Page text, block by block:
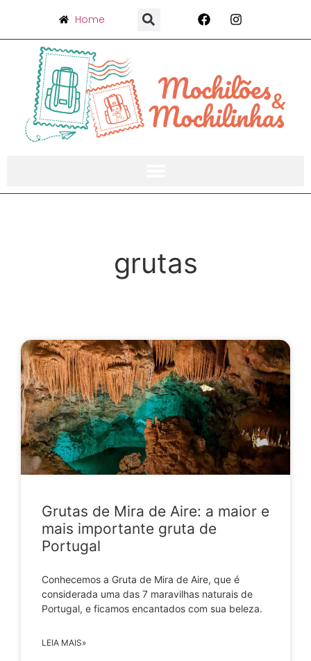
Home
grutas
Grutas de Mira de Aire: a maior e
mais importante gruta de
Portugal
Conhecemos a Gruta de Mira de Aire, que é
considerada uma das 7 maravilhas naturais de
Portugal, e ficamos encantados com sua beleza.
LEIA MAIS»